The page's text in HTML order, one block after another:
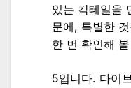
있는 칵테일을
문에, 특별한
한 번 확인해
5입니다. 다이